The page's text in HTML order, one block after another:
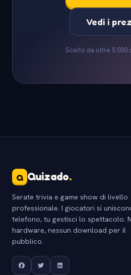
Vedi i
Scelto da oltre 5.000
Q Quizado.
Serate trivia e game show di livello
professionale. I giocatori si
telefono, tu gestisci lo spettacolo.
hardware, nessun download per il
pubblico.